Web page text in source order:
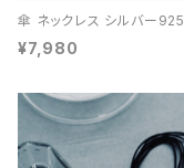
傘 ネックレス シルバー925
¥7,980